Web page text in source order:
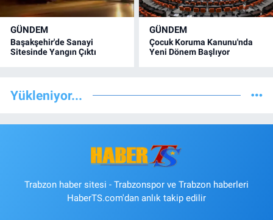
GÜNDEM
Başakşehir'de Sanayi
Sitesinde Yangın Çıktı
GÜNDEM
Çocuk Koruma Kanunu'nda
Yeni Dönem Başlıyor
Yükleniyor...
Trabzon haber sitesi - Trabzonspor ve Trabzon haberleri
HaberTS.com'dan anlık takip edilir